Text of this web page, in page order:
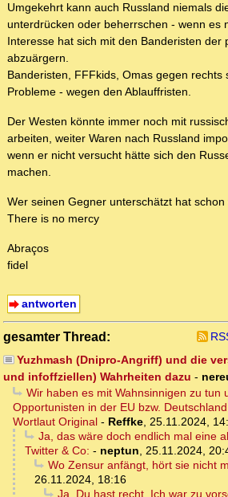
Umgekehrt kann auch Russland niemals
unterdrücken oder beherrschen - wenn es
Interesse hat sich mit den Banderisten der
abzuärgern.
Banderisten, FFFkids, Omas gegen rechts
Probleme - wegen den Ablauffristen.
Der Westen könnte immer noch mit
arbeiten, weiter Waren nach Russland
wenn er nicht versucht hätte sich den
machen.
Wer seinen Gegner unterschätzt hat schon
There is no mercy
Abraços
fidel
antworten
gesamter Thread:
Yuzhmash (Dnipro-Angriff) und die
und infoffziellen) Wahrheiten dazu -
Wir haben es mit Wahnsinnigen zu tun
Opportunisten in der EU bzw.
Wortlaut Original - Reffke, 25.11.2024,
Ja, das wäre doch endlich mal eine
Twitter & Co: - neptun, 25.11.2024,
Wo Zensur anfängt, hört sie nicht
26.11.2024, 18:16
Ja, Du hast recht. Ich war zu